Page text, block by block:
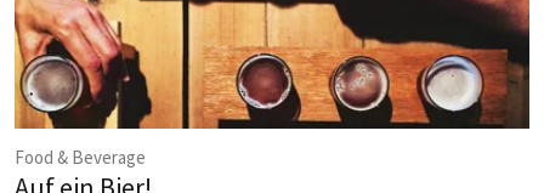
Food & Beverage